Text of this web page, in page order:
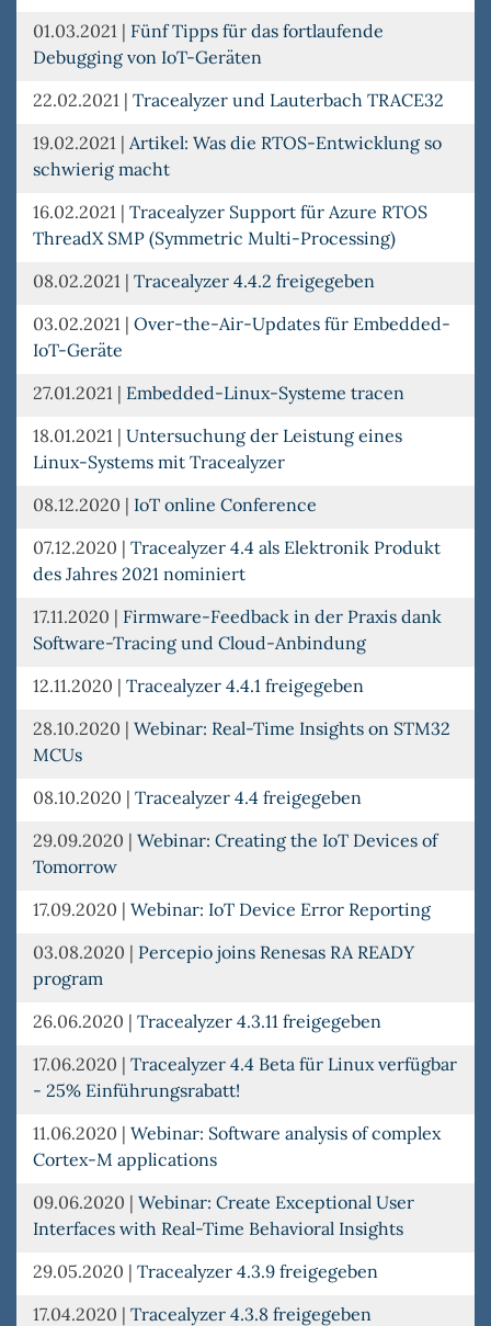
01.03.2021 | Fünf Tipps für das fortlaufende
Debugging von IoT-Geräten
22.02.2021 | Tracealyzer und Lauterbach TRACE32
19.02.2021 | Artikel: Was die RTOS-Entwicklung so
schwierig macht
16.02.2021 | Tracealyzer Support für Azure RTOS
ThreadX SMP (Symmetric Multi-Processing)
08.02.2021 | Tracealyzer 4.4.2 freigegeben
03.02.2021 | Over-the-Air-Updates für Embedded-
IoT-Geräte
27.01.2021 | Embedded-Linux-Systeme tracen
18.01.2021 | Untersuchung der Leistung eines
Linux-Systems mit Tracealyzer
08.12.2020 | IoT online Conference
07.12.2020 | Tracealyzer 4.4 als Elektronik Produkt
des Jahres 2021 nominiert
17.11.2020 | Firmware-Feedback in der Praxis dank
Software-Tracing und Cloud-Anbindung
12.11.2020 | Tracealyzer 4.4.1 freigegeben
28.10.2020 | Webinar: Real-Time Insights on STM32
MCUs
08.10.2020 | Tracealyzer 4.4 freigegeben
29.09.2020 | Webinar: Creating the IoT Devices of
Tomorrow
17.09.2020 | Webinar: IoT Device Error Reporting
03.08.2020 | Percepio joins Renesas RA READY
program
26.06.2020 | Tracealyzer 4.3.11 freigegeben
17.06.2020 | Tracealyzer 4.4 Beta für Linux verfügbar
- 25% Einführungsrabatt!
11.06.2020 | Webinar: Software analysis of complex
Cortex-M applications
09.06.2020 | Webinar: Create Exceptional User
Interfaces with Real-Time Behavioral Insights
29.05.2020 | Tracealyzer 4.3.9 freigegeben
17.04.2020 | Tracealyzer 4.3.8 freigegeben